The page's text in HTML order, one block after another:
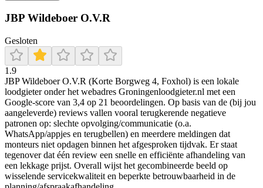
JBP Wildeboer O.V.R
Gesloten
1.9
JBP Wildeboer O.V.R (Korte Borgweg 4, Foxhol) is een lokale
loodgieter onder het webadres Groningenloodgieter.nl met een
Google-score van 3,4 op 21 beoordelingen. Op basis van de (bij jou
aangeleverde) reviews vallen vooral terugkerende negatieve
patronen op: slechte opvolging/communicatie (o.a.
WhatsApp/appjes en terugbellen) en meerdere meldingen dat
monteurs niet opdagen binnen het afgesproken tijdvak. Er staat
tegenover dat één review een snelle en efficiënte afhandeling van
een lekkage prijst. Overall wijst het gecombineerde beeld op
wisselende servicekwaliteit en beperkte betrouwbaarheid in de